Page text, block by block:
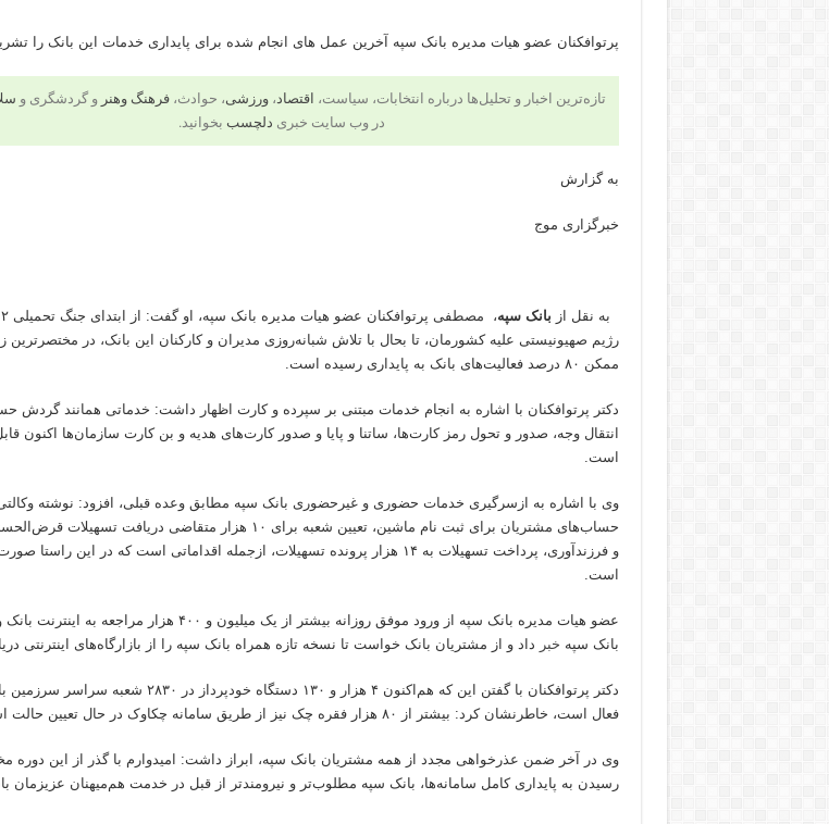
پرتوافکنان عضو هیات مدیره بانک سپه آخرین عمل های انجام شده برای پایداری خدمات این بانک را
تازه‌ترین اخبار و تحلیل‌ها درباره انتخابات، سیاست، اقتصاد،ورزشی، حوادث،فرهنگ وهنر و گردشگری و
در وب سایت خبری دلچسب بخوانید.
به گزارش
خبرگزاری موج
به نقل از بانک سپه
رژیم صهیونیستی علیه کشورمان، تا بحال با تلاش شبانه‌روزی مدیران و کارکنان این بانک، در مختصر‌ترین
ممکن ۸۰ درصد فعالیت‌های بانک به پایداری رسیده است.
دکتر پرتوافکنان با اشاره به انجام خدمات مبتنی بر سپرده و کارت اظهار داشت: خدماتی همانند گردش
انتقال وجه، صدور و تحول رمز کارت‌ها، ساتنا و پایا و صدور کارت‌های هدیه و بن کارت سازمان‌ها اکنون
است.
وی با اشاره به ازسرگیری خدمات حضوری و غیرحضوری بانک سپه مطابق وعده قبلی، افزود: نوشته
حساب‌های مشتریان برای ثبت نام ماشین، تعیین شعبه برای ۱۰ هزار متقاضی دریافت
و فرزندآوری، پرداخت تسهیلات به ۱۴ هزار پرونده تسهیلات، ازجمله اقداماتی است که در این راستا
است.
عضو هیات مدیره بانک سپه از ورود موفق روزانه بیشتر از یک میلیون و ۴۰۰ هزار مراجعه
بانک سپه خبر داد و از مشتریان بانک خواست تا نسخه تازه همراه بانک سپه را از بازارگاه‌های اینترنتی
دکتر پرتوافکنان با گفتن این که هم‌اکنون ۴ هزار و ۱۳۰ دستگاه خودپرداز در
فعال است، خاطرنشان کرد: بیشتر از ۸۰ هزار فقره چک نیز از طریق سامانه چکاوک در حال تعیین حالت است.
وی در آخر ضمن عذرخواهی مجدد از همه مشتریان بانک سپه، ابراز داشت: امیدوارم با گذر از این دوره
رسیدن به پایداری کامل سامانه‌ها، بانک سپه مطلوب‌تر و نیرومندتر از قبل در خدمت هم‌میهنان عزیزمان